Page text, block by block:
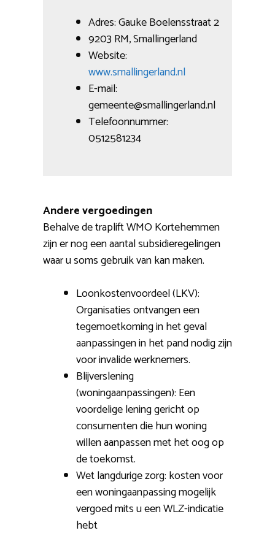
Adres: Gauke Boelensstraat 2
9203 RM, Smallingerland
Website:
www.smallingerland.nl
E-mail:
gemeente@smallingerland.nl
Telefoonnummer:
0512581234
Andere vergoedingen
Behalve de traplift WMO Kortehemmen
zijn er nog een aantal subsidieregelingen
waar u soms gebruik van kan maken.
Loonkostenvoordeel (LKV):
Organisaties ontvangen een
tegemoetkoming in het geval
aanpassingen in het pand nodig zijn
voor invalide werknemers.
Blijverslening
(woningaanpassingen): Een
voordelige lening gericht op
consumenten die hun woning
willen aanpassen met het oog op
de toekomst.
Wet langdurige zorg: kosten voor
een woningaanpassing mogelijk
vergoed mits u een WLZ-indicatie
hebt